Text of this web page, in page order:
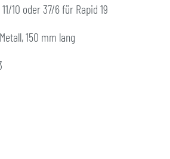
10 oder 37/6 für Rapid 19
150 mm lang